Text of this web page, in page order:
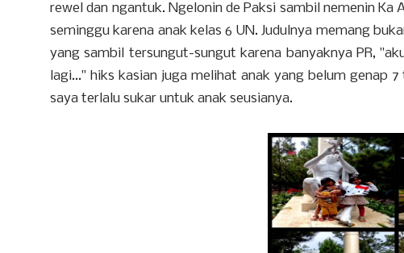
rewel dan ngantuk. Ngelonin de Paksi sambil nemenin
seminggu karena anak kelas 6 UN. Judulnya memang
yang sambil tersungut-sungut karena banyaknya PR,
lagi..." hiks kasian juga melihat anak yang belum genap
saya terlalu sukar untuk anak seusianya.